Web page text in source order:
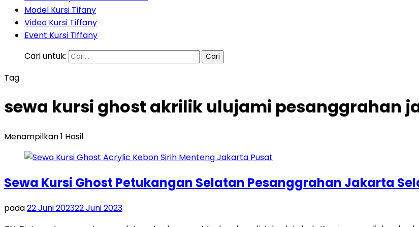
Model Kursi Tifany
Video Kursi Tiffany
Event Kursi Tiffany
Cari untuk:
Tag
sewa kursi ghost akrilik ulujami pesanggrahan
Menampilkan 1 Hasil
Sewa Kursi Ghost Petukangan Selatan Pesanggrahan Jakarta
pada22 Juni 202322 Juni 2023